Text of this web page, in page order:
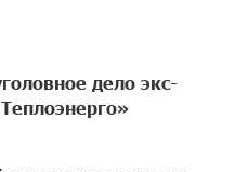
дело экс-